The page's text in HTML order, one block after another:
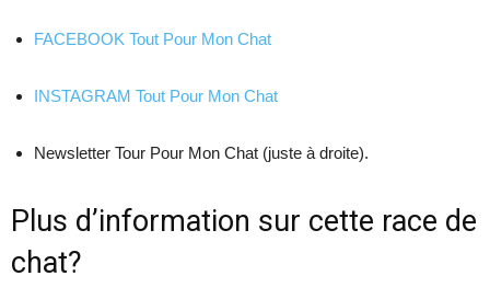
FACEBOOK Tout Pour Mon Chat
INSTAGRAM Tout Pour Mon Chat
Newsletter Tour Pour Mon Chat (juste à droite).
Plus d’information sur cette race de
chat?